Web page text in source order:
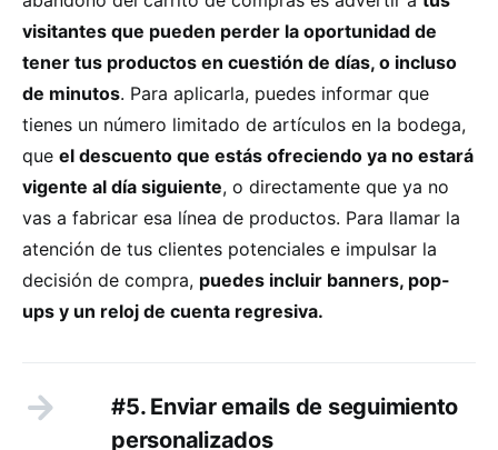
visitantes que pueden perder la oportunidad de
tener tus productos en cuestión de días, o incluso
de minutos. Para aplicarla, puedes informar que
tienes un número limitado de artículos en la bodega,
que el descuento que estás ofreciendo ya no estará
vigente al día siguiente, o directamente que ya no
vas a fabricar esa línea de productos. Para llamar la
atención de tus clientes potenciales e impulsar la
decisión de compra, puedes incluir banners, pop-
ups y un reloj de cuenta regresiva.
#5. Enviar emails de seguimiento
personalizados